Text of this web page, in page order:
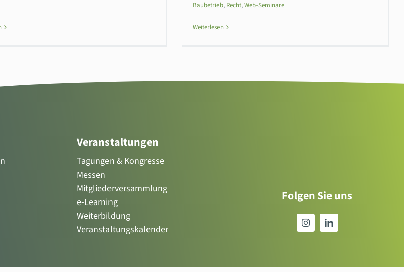
Baubetrieb, Recht,Web-Seminare
Weiterlesen
Veranstaltungen
Tagungen & Kongresse
Messen
Mitgliederversammlung
e-Learning
Weiterbildung
Veranstaltungskalender
Folgen Sie uns